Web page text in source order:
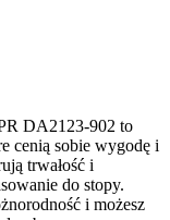
DA2123-902 to
cenią sobie wygodę i
trwałość i
do stopy.
i możesz